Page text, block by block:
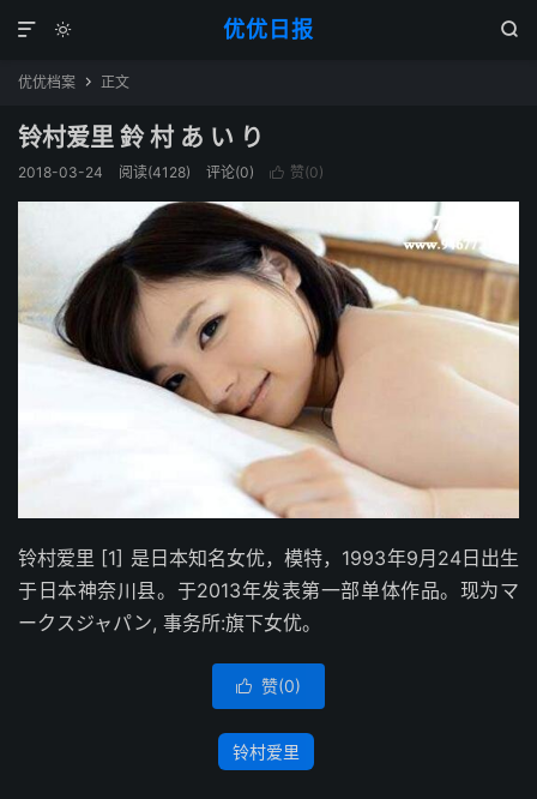
优优日报
 

优优档案  正文
铃村爱里 鈴 村 あ い り
2018-03-24 阅读(4128) 评论(0)  赞(0)
铃村爱里 [1] 是日本知名女优，模特，1993年9月24日出生
于日本神奈川县。于2013年发表第一部单体作品。现为マ
ークスジャパン, 事务所:旗下女优。
 赞(0)
铃村爱里